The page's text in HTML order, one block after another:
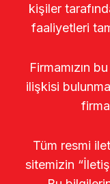
kişiler
faaliyetleri
Firmamızın
ilişkisi
Tüm resmi
sitemizin